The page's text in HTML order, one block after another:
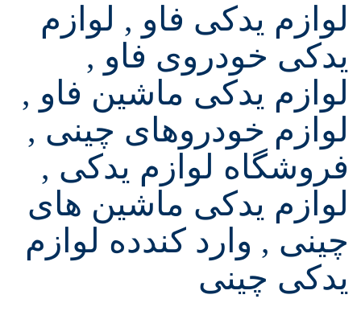
لوازم یدکی فاو , لوازم
یدکی خودروی فاو ,
لوازم یدکی ماشین فاو ,
لوازم خودروهای چینی ,
فروشگاه لوازم یدکی ,
لوازم یدکی ماشین های
چینی , وارد کندده لوازم
یدکی چینی